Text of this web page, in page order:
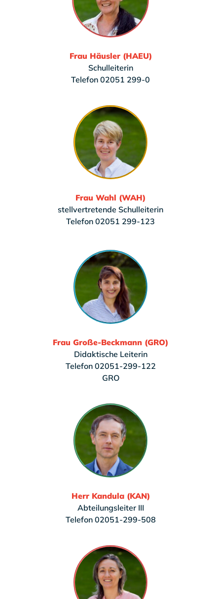
Frau Häusler (HAEU)
Schulleiterin
Telefon 02051 299-0
Frau Wahl (WAH)
stellvertretende Schulleiterin
Telefon 02051 299-123
Frau Große-Beckmann (GRO)
Didaktische Leiterin
Telefon 02051-299-122
GRO
Herr Kandula (KAN)
Abteilungsleiter III
Telefon 02051-299-508